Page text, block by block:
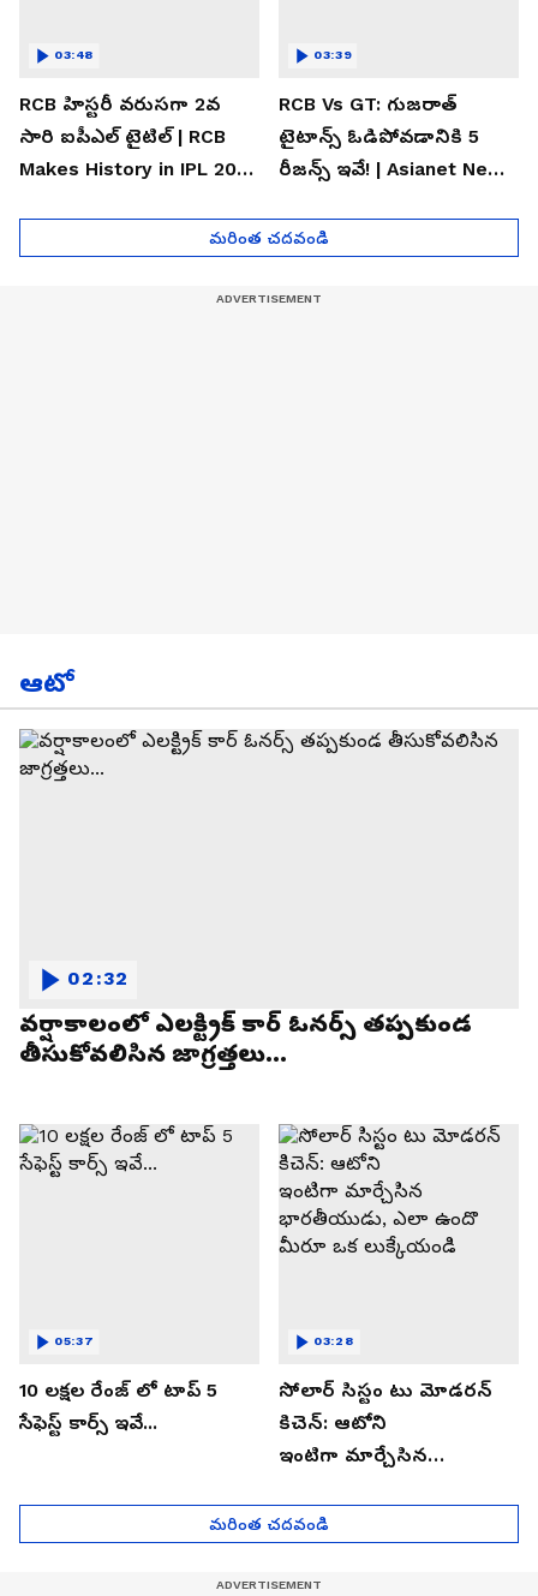
RCB హిస్టరీ వరుసగా 2వ
సారి ఐపీఎల్ టైటిల్ | RCB
Makes History in IPL 2026
03:48
RCB Vs GT: గుజరాత్
టైటాన్స్ ఓడిపోవడానికి 5
రీజన్స్ ఇవే! | Asianet News
03:39
మరింత చదవండి
ఆటో
వర్షాకాలంలో ఎలక్ట్రిక్ కార్ ఓనర్స్ తప్పకుండ
తీసుకోవలిసిన జాగ్రత్తలు...
02:32
10 లక్షల రేంజ్ లో టాప్ 5
సేఫెస్ట్ కార్స్ ఇవే...
05:37
సోలార్ సిస్టం టు మోడరన్
కిచెన్: ఆటోని
ఇంటిగా మార్చేసిన
మీరూ ఒక లుక్కేయండి
03:28
మరింత చదవండి